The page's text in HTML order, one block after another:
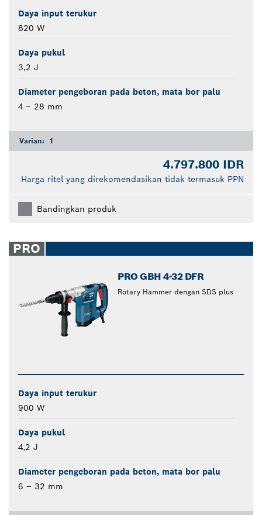
Daya input terukur
820 W
Daya pukul
3,2 J
Diameter pengeboran pada beton, mata bor palu
4 – 28 mm
Varian: 1
4.797.800 IDR
Harga ritel yang direkomendasikan tidak termasuk PPN
Bandingkan produk
PRO
PRO GBH 4-32 DFR
Rotary Hammer dengan SDS plus
Daya input terukur
900 W
Daya pukul
4,2 J
Diameter pengeboran pada beton, mata bor palu
6 – 32 mm